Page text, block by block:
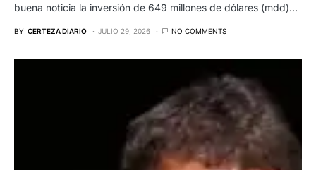
buena noticia la inversión de 649 millones de dólares (mdd)…
BY CERTEZA DIARIO JULIO 29, 2026 NO COMMENTS